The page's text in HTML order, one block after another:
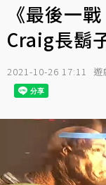
《最後一
Craig長鬍
2021-10-26 17:11 遊